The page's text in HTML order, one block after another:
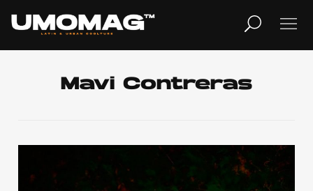
MUSICA LIFESTYLE
Mavi Contreras